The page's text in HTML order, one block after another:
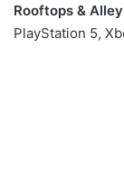
Rooftops &
PlayStation 5,